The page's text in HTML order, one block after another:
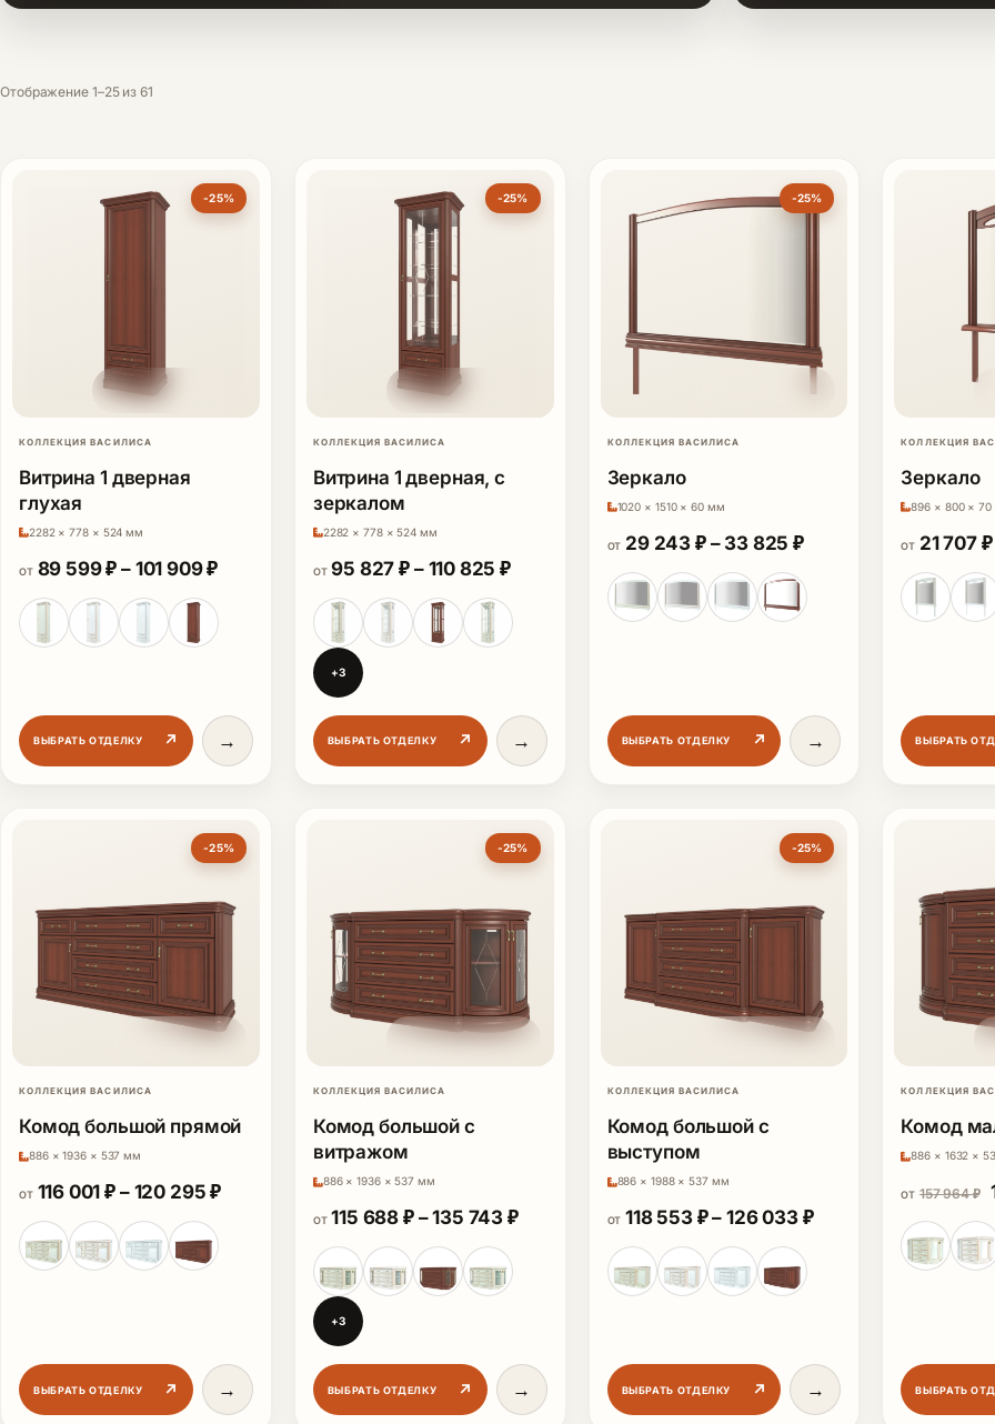
Отображение 1–25 из 61
-25%
КОЛЛЕКЦИЯ ВАСИЛИСА
Витрина 1 дверная
глухая
2282 × 778 × 524 мм
ОТ 89 599₽ – 101 909₽Диапазон цен: 89 599 ₽ – 101 909 ₽
ВЫБРАТЬ ОТДЕЛКУ ↗ →
-25%
КОЛЛЕКЦИЯ ВАСИЛИСА
Витрина 1 дверная, с
зеркалом
2282 × 778 × 524 мм
ОТ 95 827₽ – 110 825₽Диапазон цен: 95 827 ₽ – 110 825 ₽
+3
ВЫБРАТЬ ОТДЕЛКУ ↗ →
-25%
КОЛЛЕКЦИЯ ВАСИЛИСА
Зеркало
1020 × 1510 × 60 мм
ОТ 29 243 ₽ – 33 825₽Диапазон цен: 29
ВЫБРАТЬ ОТДЕЛКУ ↗ →
КОЛЛЕКЦИЯ
Зеркало
896 × 800 ×
ОТ 21 707 ₽
ВЫБРАТЬ
-25%
КОЛЛЕКЦИЯ ВАСИЛИСА
Комод большой прямой
886 × 1936 × 537 мм
ОТ 116 001₽ – 120 295₽Диапазон цен: 116 001 ₽ – 120 295 ₽
ВЫБРАТЬ ОТДЕЛКУ ↗ →
-25%
КОЛЛЕКЦИЯ ВАСИЛИСА
Комод большой с
витражом
886 × 1936 × 537 мм
ОТ 115 688 ₽ –135 743 ₽Диапазон цен: 115 688 ₽ – 135 743 ₽
+3
ВЫБРАТЬ ОТДЕЛКУ ↗ →
-25%
КОЛЛЕКЦИЯ ВАСИЛИСА
Комод большой с
выступом
886 × 1988 × 537 мм
ОТ 118 553 ₽– 126 033 ₽Диапазон цен: 118
ВЫБРАТЬ ОТДЕЛКУ ↗ →
КОЛЛЕКЦИЯ
Комод
886 × 1632 ×
ОТ 157 964₽
ВЫБРАТЬ